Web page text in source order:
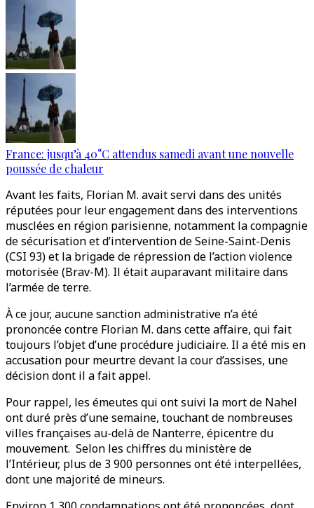
France: jusqu’à 40°C attendus samedi avant une nouvelle
poussée de chaleur
Avant les faits, Florian M. avait servi dans des unités
réputées pour leur engagement dans des interventions
musclées en région parisienne, notamment la compagnie
de sécurisation et d’intervention de Seine-Saint-Denis
(CSI 93) et la brigade de répression de l’action violence
motorisée (Brav-M). Il était auparavant militaire dans
l’armée de terre.
À ce jour, aucune sanction administrative n’a été
prononcée contre Florian M. dans cette affaire, qui fait
toujours l’objet d’une procédure judiciaire. Il a été mis en
accusation pour meurtre devant la cour d’assises, une
décision dont il a fait appel.
Pour rappel, les émeutes qui ont suivi la mort de Nahel
ont duré près d’une semaine, touchant de nombreuses
villes françaises au-delà de Nanterre, épicentre du
mouvement. Selon les chiffres du ministère de
l’Intérieur, plus de 3 900 personnes ont été interpellées,
dont une majorité de mineurs.